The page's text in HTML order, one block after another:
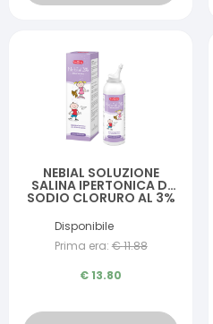
NEBIAL SOLUZIONE
SALINA IPERTONICA DI
SODIO CLORURO AL 3%
IALURONICO SPRAY
NASALE 100 ML
Disponibile
Prima era: €11.88
€13.80